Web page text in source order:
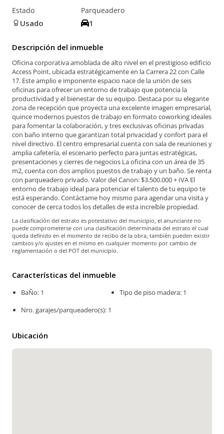
Estado
Usado
Parqueadero
1
Descripción del inmueble
Oficina corporativa amoblada de alto nivel en el prestigioso edificio
Access Point, ubicada estratégicamente en la Carrera 22 con Calle
17. Este amplio e imponente espacio nace de la unión de seis
oficinas para ofrecer un entorno de trabajo que potencia la
productividad y el bienestar de su equipo. Destaca por su elegante
zona de recepción que proyecta una excelente imagen empresarial,
quince modernos puestos de trabajo en formato coworking ideales
para fomentar la colaboración, y tres exclusivas oficinas privadas
con baño interno que garantizan total privacidad y confort para el
nivel directivo. El centro empresarial cuenta con sala de reuniones y
amplia cafetería, el escenario perfecto para juntas estratégicas,
presentaciones y cierres de negocios La oficina con un área de 35
m2, cuenta con dos amplios puestos de trabajo y un baño. Se renta
con parqueadero privado. Valor del Canon: $3.500.000 + IVA El
entorno de trabajo ideal para potenciar el talento de tu equipo te
está esperando. Contáctame hoy mismo para agendar una visita y
conocer de cerca todos los detalles de esta increíble propiedad.
La clasificación del estrato es potestativo del municipio, el anunciante no
puede comprometerse con una clasificación determinada del estrato el cual
queda definido en el momento de recibo de la obra, también pueden existir
cambios y/o ajustes en el mismo en cualquier momento por cambio de
reglamentación o del POT del municipio.
Características del inmueble
BaÑo: 1
Nro. garajes/parqueadero(s): 1
Tipo de piso madera: 1
Ubicación